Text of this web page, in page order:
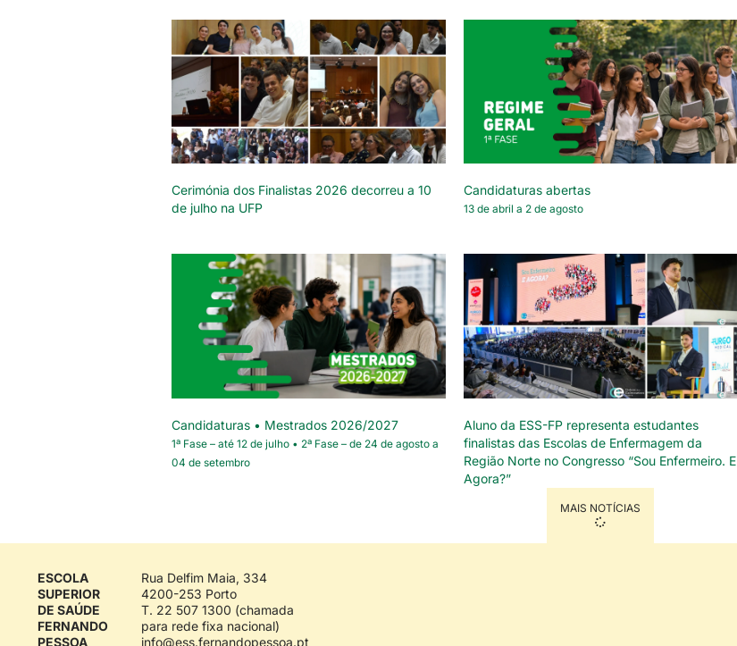
Cerimónia dos Finalistas 2026 decorreu a 10
de julho na UFP
Candidaturas abertas
13 de abril a 2 de agosto
Candidaturas • Mestrados 2026/2027
1ª Fase – até 12 de julho • 2ª Fase – de 24 de agosto a
04 de setembro
Aluno da ESS-FP representa estudantes
finalistas das Escolas de Enfermagem da
Região Norte no Congresso “Sou Enfermeiro. E
Agora?”
MAIS NOTÍCIAS
ESCOLA
SUPERIOR
DE SAÚDE
FERNANDO
PESSOA
Rua Delfim Maia, 334
4200-253 Porto
T. 22 507 1300 (chamada
para rede fixa nacional)
info@ess.fernandopessoa.pt